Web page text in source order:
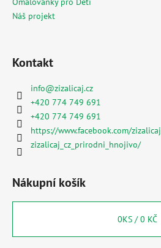
Náš projekt
Kontakt
info@zizalicaj.cz
+420 774 749 691
+420 774 749 691
https://www.facebook.com/zizalicaj
zizalicaj_cz_prirodni_hnojivo/
Nákupní košík
0KS /0 KČ